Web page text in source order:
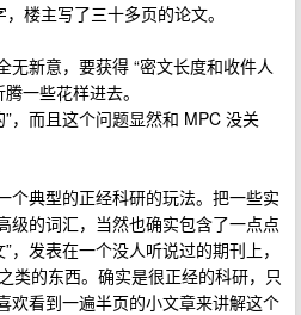
楼主写了三十多页的论文。
无新意，要获得 “密文长度和收件人
一些花样进去。
，而且这个问题显然和 MPC 没关
个典型的正经科研的玩法。把一些实
级的词汇，当然也确实包含了一点点
，发表在一个没人听说过的期刊上，
类的东西。确实是很正经的科研，只
欢看到一遍半页的小文章来讲解这个